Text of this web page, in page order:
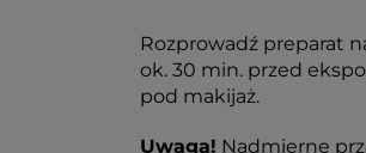
Rozprowadź preparat
ok. 30 min. przed
pod makijaż.
Uwaga! Nadmierne